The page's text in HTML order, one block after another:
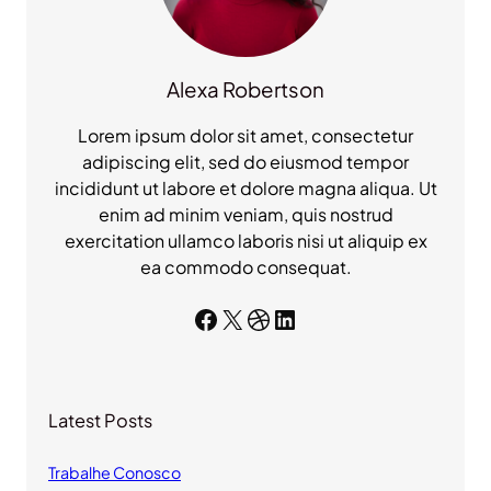
Alexa Robertson
Lorem ipsum dolor sit amet, consectetur
adipiscing elit, sed do eiusmod tempor
incididunt ut labore et dolore magna aliqua. Ut
enim ad minim veniam, quis nostrud
exercitation ullamco laboris nisi ut aliquip ex
ea commodo consequat.
Facebook X Dribbble LinkedIn
Latest Posts
Trabalhe Conosco